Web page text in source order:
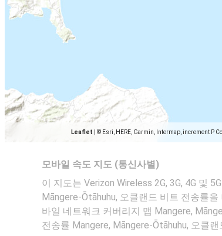
Leaflet © Esri, HERE, Garmin, Intermap, increment P
모바일 속도 지도 (통신사별)
이 지도는 Verizon Wireless 2G, 3G, 4G 및
Māngere-Ōtāhuhu, 오클랜드 비트 전송률을
바일 네트워크 커버리지 맵 Mangere,
전송률 Mangere, Māngere-Ōtāhuhu, 오클랜